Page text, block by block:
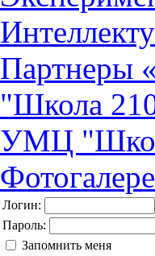
Партнеры
"Школа
УМЦ
Логин:
Пароль:
Запомнить меня